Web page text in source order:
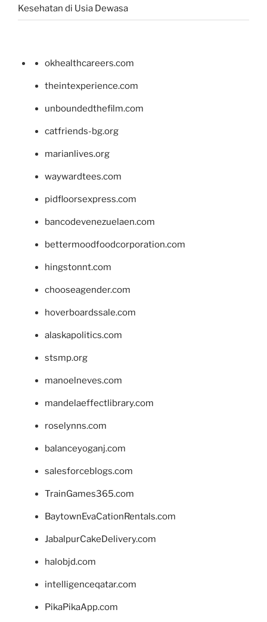
Kesehatan di Usia Dewasa
okhealthcareers.com
theintexperience.com
unboundedthefilm.com
catfriends-bg.org
marianlives.org
waywardtees.com
pidfloorsexpress.com
bancodevenezuelaen.com
bettermoodfoodcorporation.com
hingstonnt.com
chooseagender.com
hoverboardssale.com
alaskapolitics.com
stsmp.org
manoelneves.com
mandelaeffectlibrary.com
roselynns.com
balanceyoganj.com
salesforceblogs.com
TrainGames365.com
BaytownEvaCationRentals.com
JabalpurCakeDelivery.com
halobjd.com
intelligenceqatar.com
PikaPikaApp.com